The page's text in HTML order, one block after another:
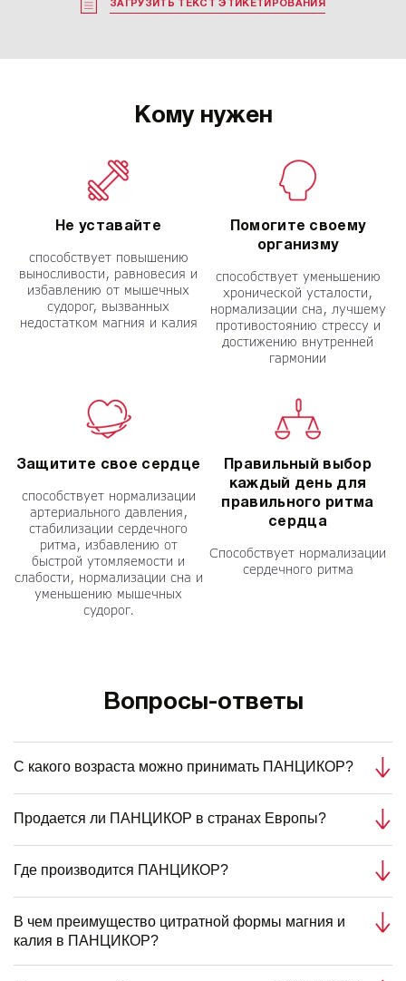
ЗАГРУЗИТЬ ТЕКСТ ЭТИКЕТИРОВАНИЯ
Кому нужен
Не уставайте
способствует повышению
выносливости, равновесия и
избавлению от мышечных
судорог, вызванных
недостатком магния и калия
Помогите своему
организму
способствует уменьшению
хронической усталости,
нормализации сна, лучшему
противостоянию стрессу и
достижению внутренней
гармонии
Защитите свое сердце
способствует нормализации
артериального давления,
стабилизации сердечного
ритма, избавлению от
быстрой утомляемости и
слабости, нормализации сна и
уменьшению мышечных
судорог.
Правильный выбор
каждый день для
правильного ритма
сердца
Способствует нормализации
сердечного ритма
Вопросы-ответы
С какого возраста можно принимать ПАНЦИКОР?
Продается ли ПАНЦИКОР в странах Европы?
Где производится ПАНЦИКОР?
В чем преимущество цитратной формы магния и
калия в ПАНЦИКОР?